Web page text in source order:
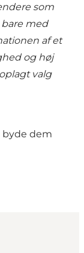
som
med
af et
og høj
valg
byde dem